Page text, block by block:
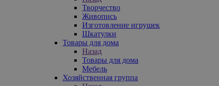
Творчество
Живопись
Изготовление игрушек
Шкатулки
Товары для дома
Назад
Товары для дома
Мебель
Хозяйственная группа